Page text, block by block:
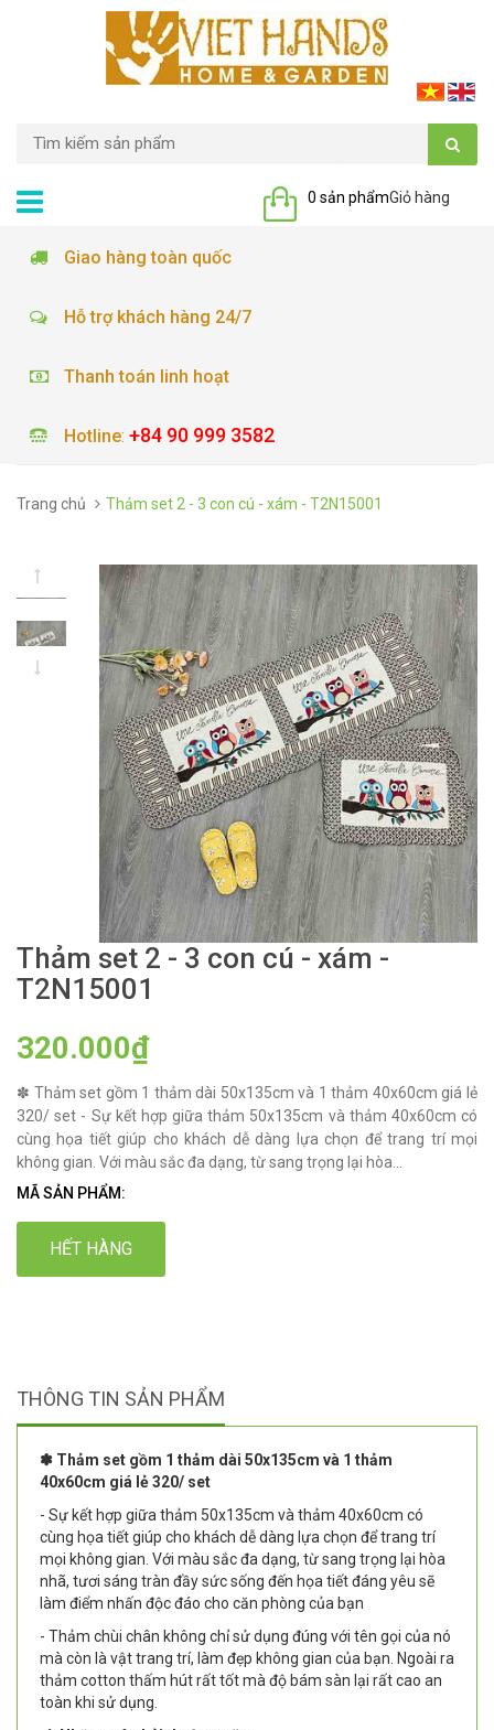
Giỏ hàng
0 sản phẩm
Giao hàng toàn quốc
Hỗ trợ khách hàng 24/7
Thanh toán linh hoạt
Hotline: +84 90 999 3582
Trang chủ Thảm set 2 - 3 con cú - xám - T2N15001
Thảm set 2 - 3 con cú - xám -
T2N15001
320.000₫
✽ Thảm set gồm 1 thảm dài 50x135cm và 1 thảm 40x60cm giá lẻ
320/ set - Sự kết hợp giữa thảm 50x135cm và thảm 40x60cm có
cùng họa tiết giúp cho khách dễ dàng lựa chọn để trang trí mọi
không gian. Với màu sắc đa dạng, từ sang trọng lại hòa...
MÃ SẢN PHẨM:
HẾT HÀNG
THÔNG TIN SẢN PHẨM
✽ Thảm set gồm 1 thảm dài 50x135cm và 1 thảm
40x60cm giá lẻ 320/ set
- Sự kết hợp giữa thảm 50x135cm và thảm 40x60cm có
cùng họa tiết giúp cho khách dễ dàng lựa chọn để trang trí
mọi không gian. Với màu sắc đa dạng, từ sang trọng lại hòa
nhã, tươi sáng tràn đầy sức sống đến họa tiết đáng yêu sẽ
làm điểm nhấn độc đáo cho căn phòng của bạn
- Thảm chùi chân không chỉ sử dụng đúng với tên gọi của nó
mà còn là vật trang trí, làm đẹp không gian của bạn. Ngoài ra
thảm cotton thấm hút rất tốt mà độ bám sàn lại rất cao an
toàn khi sử dụng.